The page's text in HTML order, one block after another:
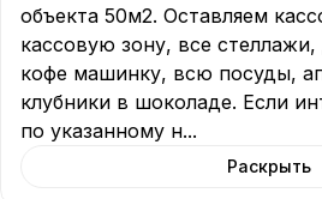
объекта 50м2. Оставляем
кассовую зону, все
кофе машинку, всю посуды,
клубники в шоколаде. Если
по указанному н...
Раскрыть